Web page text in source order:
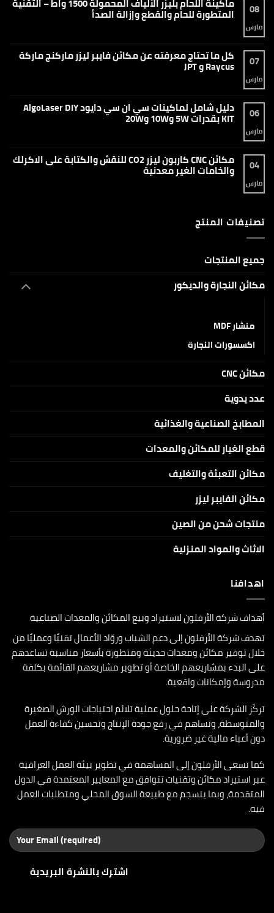
08
مارس
المتطورة للحام والقطع وإزالة الصدأ
ماكينة
اللحام
بليزر
–
التقنية
المتطورة
07
مارس
كل ما تحتاج معرفته عن مكائن فايبر ليزر ماركنج ماركة
Raycus و JPT
كل
ما
تحتاج
ليزر
ماركنج
ماركة
06
مارس
دليل شامل لماكينات سي ان سي دايود AlgoLaser DIY
KIT بقدرات 5W و10W و20W
دليل
شامل
لماكينات
DIY
KIT
و20W
04
مارس
مكائن CNC كاربون ليزر CO2 للنقش والكتابة على الاكرلك
والخامات الغير معدنية
CNC
كاربون
والكتابة
على
الغير
معدنية
تصنيفات المنتج
جميع المنتجات
مكائن النجارة والديكور
منشار MDF
اكسسورات النجارة
مكائن CNC
عدد يدوية
المطابخ الصناعية والغذائية
قطع الغيار للمكائن والمعدات
مكائن التعبئة والتغليف
مكائن الفايبر ليزر
منتجات شحن من الصين
الاثاث والمواد المنزلية
اهدافنا
أهداف شركة الأرفلون لاستيراد وبيع المكائن والمعدات الصناعية
تهدف شركة الأرفلون إلى دعم الشباب وروّاد الأعمال تقنيًا وعمليًا من
خلال توفير مكائن ومعدات حديثة ومتطورة بأسعار مناسبة تساعدهم
على البدء بمشاريعهم الخاصة أو تطوير مشاريعهم القائمة بكلفة
مدروسة وإمكانات واقعية.
تركّز الشركة على إتاحة حلول عملية تلائم احتياجات الورش الصغيرة
والمتوسطة، وتساهم في رفع جودة الإنتاج وتحسين كفاءة العمل
دون أعباء مالية غير ضرورية.
كما تسعى الأرفلون إلى المساهمة في تطوير بيئة العمل العراقية
عبر استيراد مكائن وتقنيات تتوافق مع المعايير المعتمدة في الدول
المتقدمة، وبما ينسجم مع طبيعة السوق المحلي ومتطلبات العمل
فيه.